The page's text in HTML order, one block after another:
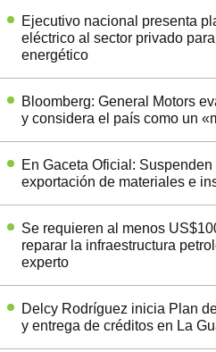
Ejecutivo nacional presenta
eléctrico al sector privado
energético
Bloomberg: General Motors
y considera el país como un
En Gaceta Oficial:
exportación de materiales e
Se requieren al menos
reparar la infraestructura
experto
Delcy Rodríguez inicia Plan
y entrega de créditos en La